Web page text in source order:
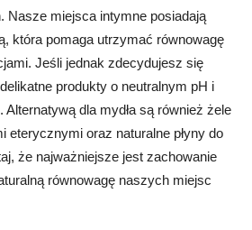
Nasze miejsca intymne posiadają
która pomaga utrzymać równowagę
Jeśli jednak zdecydujesz się
produkty o neutralnym pH i
Alternatywą dla mydła są również żele
eterycznymi oraz naturalne płyny do
że najważniejsze jest zachowanie
równowagę naszych miejsc